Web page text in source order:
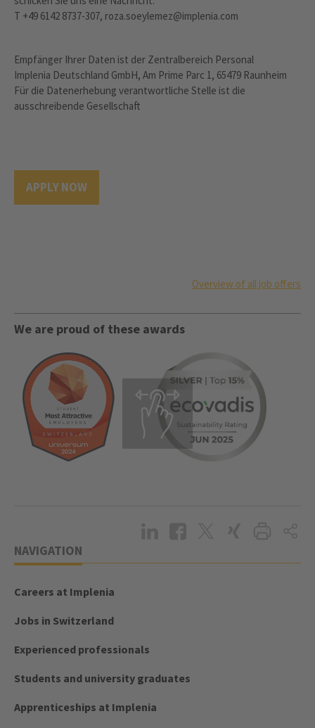
T +49 6142 8737-307, roza.soeylemez@implenia.com
Empfänger Ihrer Daten ist der Zentralbereich Personal
Implenia Deutschland GmbH, Am Prime Parc 1, 65479 Raunheim
Für die Datenerhebung verantwortliche Stelle ist die
ausschreibende Gesellschaft
APPLY NOW
Overview of all job offers
We are proud of these awards
NAVIGATION
Careers at Implenia
Jobs in Switzerland
Experienced professionals
Students and university graduates
Apprenticeships at Implenia